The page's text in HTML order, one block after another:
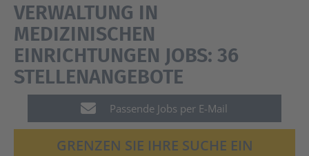
VERWALTUNG IN
MEDIZINISCHEN
EINRICHTUNGEN JOBS: 36
STELLENANGEBOTE
Passende Jobs per E-Mail
GRENZEN SIE IHRE SUCHE EIN